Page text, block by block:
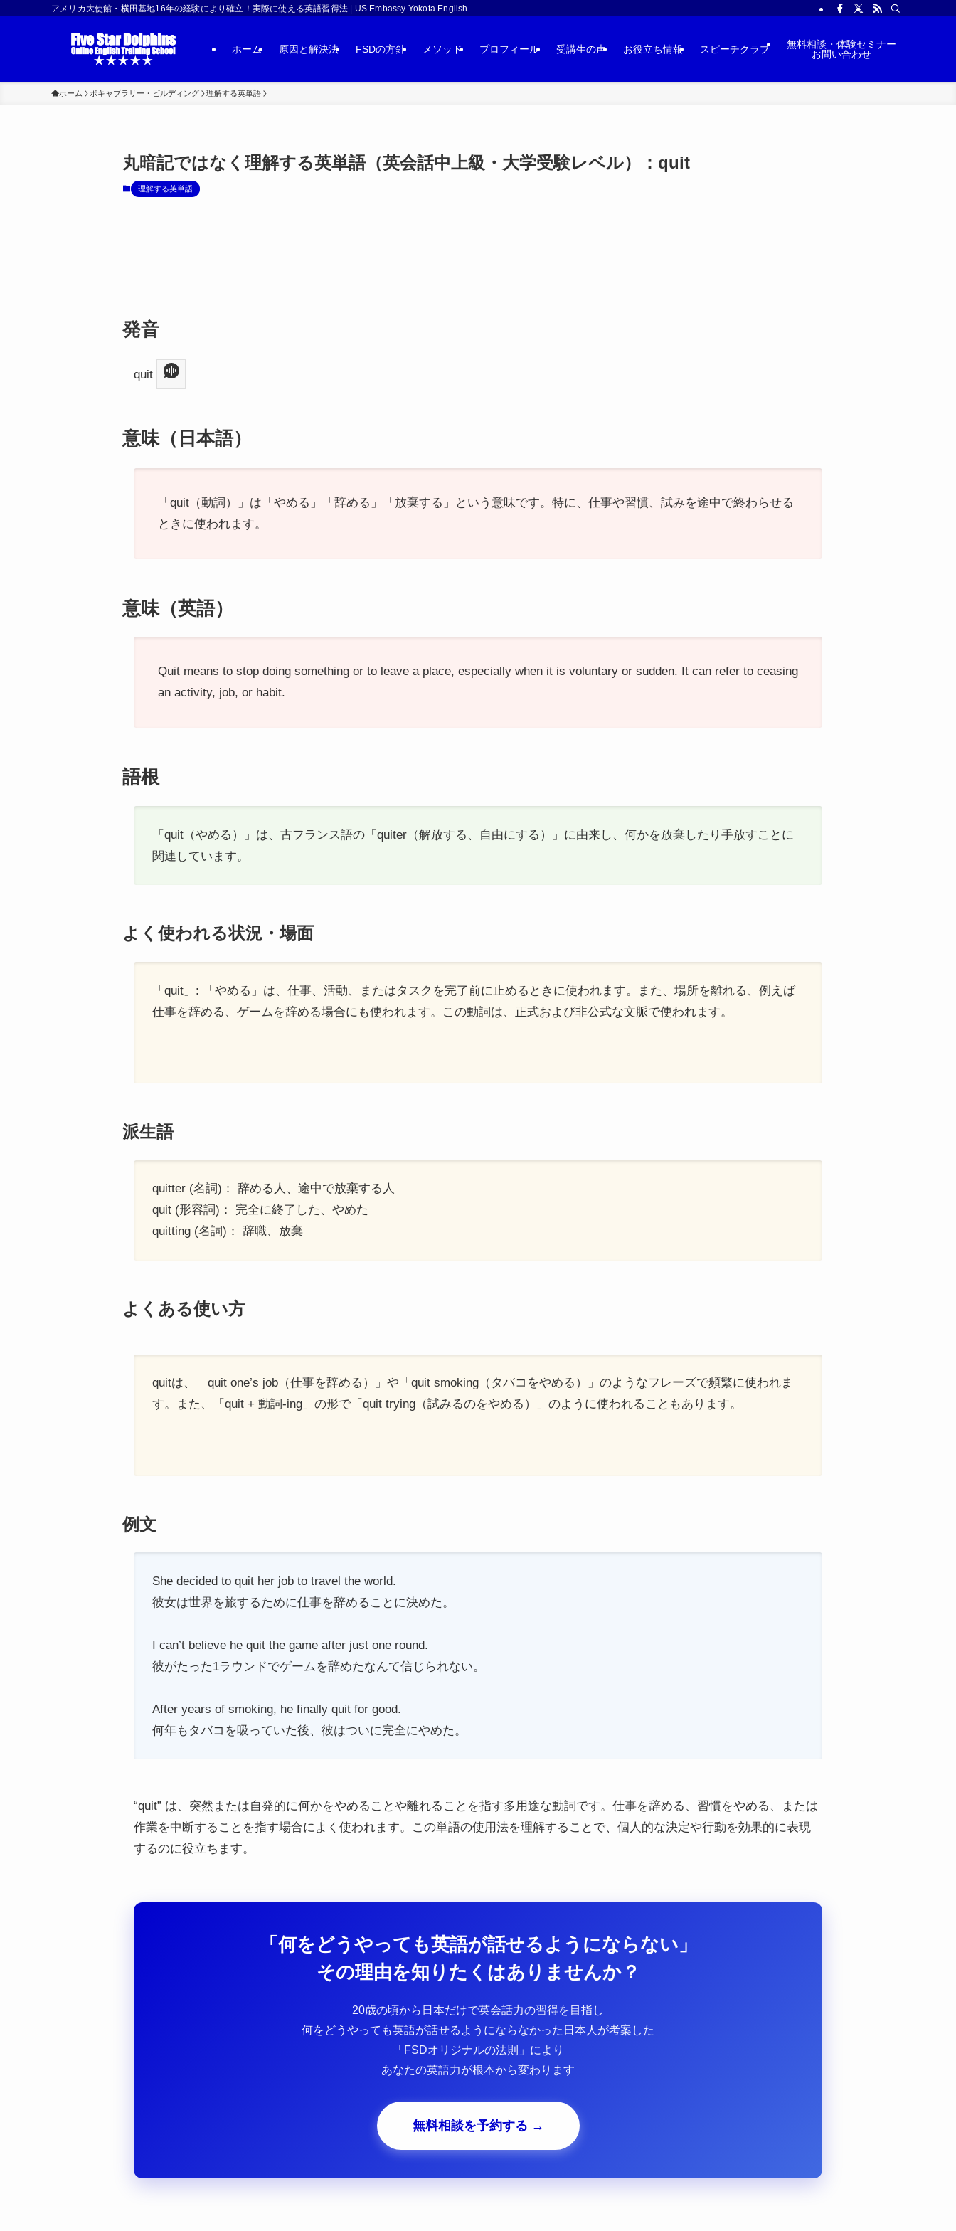
アメリカ大使館・横田基地16年の経験により確立！実際に使える英語習得法 | US Embassy Yokota English
ホーム 原因と解決法 FSDの方針 メソッド プロフィール 受講生の声 お役立ち情報 スピーチクラブ
無料相談・体験セミナー
お問い合わせ
ホーム ボキャブラリー・ビルディング 理解する英単語
丸暗記ではなく理解する英単語（英会話中上級・大学受験レベル）：quit
理解する英単語
発音
quit
意味（日本語）
「quit（動詞）」は「やめる」「辞める」「放棄する」という意味です。特に、仕事や習慣、試みを途中で終わらせる
ときに使われます。
意味（英語）
Quit means to stop doing something or to leave a place, especially when it is voluntary or sudden. It can refer to ceasing
an activity, job, or habit.
語根
「quit（やめる）」は、古フランス語の「quiter（解放する、自由にする）」に由来し、何かを放棄したり手放すことに
関連しています。
よく使われる状況・場面
「quit」: 「やめる」は、仕事、活動、またはタスクを完了前に止めるときに使われます。また、場所を離れる、例えば
仕事を辞める、ゲームを辞める場合にも使われます。この動詞は、正式および非公式な文脈で使われます。
派生語
quitter (名詞)： 辞める人、途中で放棄する人
quit (形容詞)： 完全に終了した、やめた
quitting (名詞)： 辞職、放棄
よくある使い方
quitは、「quit one’s job（仕事を辞める）」や「quit smoking（タバコをやめる）」のようなフレーズで頻繁に使われま
す。また、「quit + 動詞-ing」の形で「quit trying（試みるのをやめる）」のように使われることもあります。
例文
She decided to quit her job to travel the world.
彼女は世界を旅するために仕事を辞めることに決めた。
I can’t believe he quit the game after just one round.
彼がたった1ラウンドでゲームを辞めたなんて信じられない。
After years of smoking, he finally quit for good.
何年もタバコを吸っていた後、彼はついに完全にやめた。
“quit” は、突然または自発的に何かをやめることや離れることを指す多用途な動詞です。仕事を辞める、習慣をやめる、または
作業を中断することを指す場合によく使われます。この単語の使用法を理解することで、個人的な決定や行動を効果的に表現
するのに役立ちます。
「何をどうやっても英語が話せるようにならない」
その理由を知りたくはありませんか？
20歳の頃から日本だけで英会話力の習得を目指し
何をどうやっても英語が話せるようにならなかった日本人が考案した
「FSDオリジナルの法則」により
あなたの英語力が根本から変わります
無料相談を予約する →